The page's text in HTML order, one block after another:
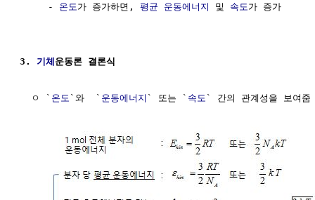
     -
온도 가 증가하면, 평균 운동에너지 및 속도 가 증가
3. 기체운동론 결론식
  ㅇ `
온도 `와  ` 운동에너지 ` 또는 ` 속도 ` 간의 관계성을 보여줌